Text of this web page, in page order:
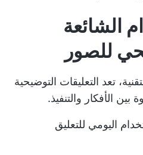
الشائعة
للصور
تعد التعليقات التوضيحية
الأفكار والتنفيذ.
اليومي للتعليق